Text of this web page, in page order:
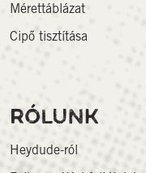
Mérettáblázat
Cipő tisztítása
RÓLUNK
Heydude-ról